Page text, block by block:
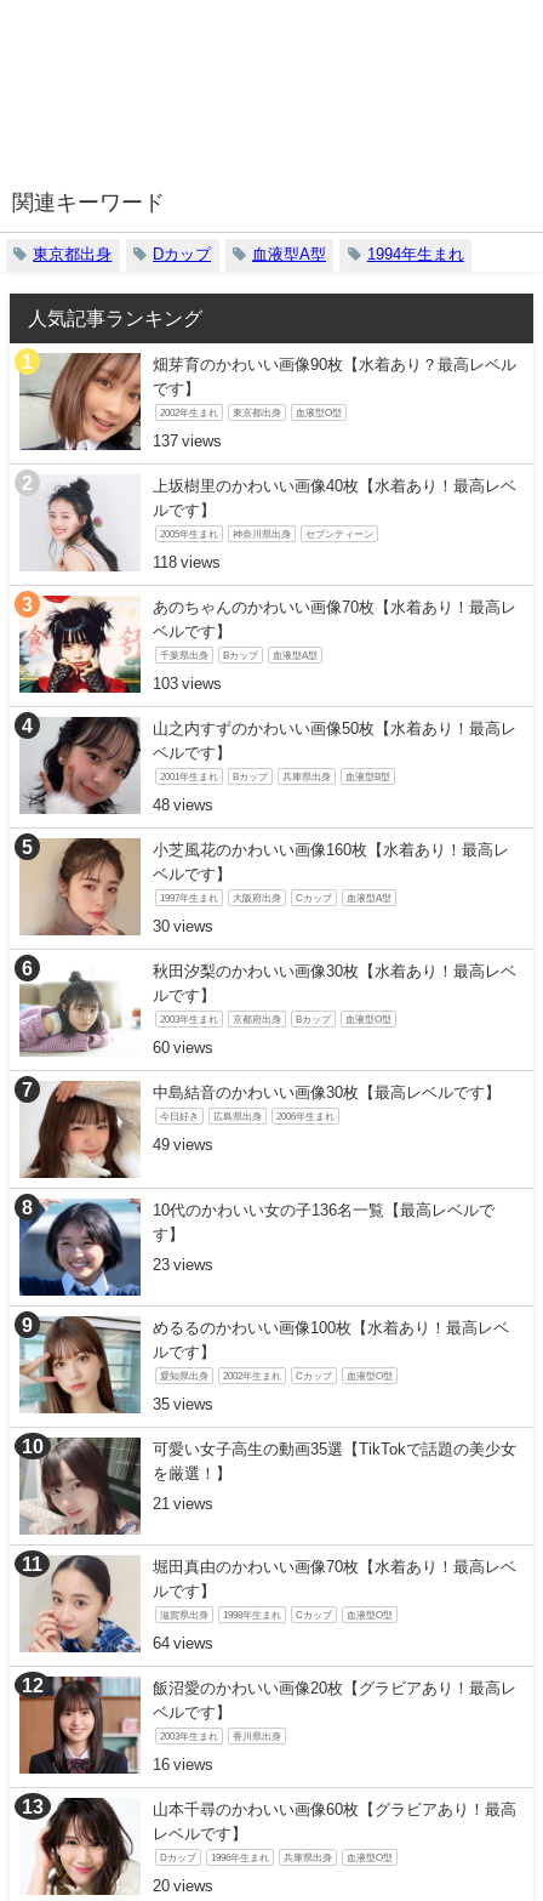
関連キーワード
東京都出身 Dカップ 血液型A型 1994年生まれ
人気記事ランキング
畑芽育のかわいい画像90枚【水着あり？最高レベル
です】
2002年生まれ 東京都出身 血液型O型
137
上坂樹里のかわいい画像40枚【水着あり！最高レベ
ルです】
2005年生まれ 神奈川県出身 セブンティーン
118
あのちゃんのかわいい画像70枚【水着あり！最高レ
ベルです】
千葉県出身 Bカップ 血液型A型
103
山之内すずのかわいい画像50枚【水着あり！最高レ
ベルです】
2001年生まれ Bカップ 兵庫県出身 血液型B型
48
小芝風花のかわいい画像160枚【水着あり！最高レ
ベルです】
1997年生まれ 大阪府出身 Cカップ 血液型A型
30
秋田汐梨のかわいい画像30枚【水着あり！最高レベ
ルです】
2003年生まれ 京都府出身 Bカップ 血液型O型
60
中島結音のかわいい画像30枚【最高レベルです】
今日好き 広島県出身 2006年生まれ
49
10代のかわいい女の子136名一覧【最高レベルで
す】
23
めるるのかわいい画像100枚【水着あり！最高レベ
ルです】
愛知県出身 2002年生まれ Cカップ 血液型O型
35
可愛い女子高生の動画35選【TikTokで話題の美少女
を厳選！】
21
堀田真由のかわいい画像70枚【水着あり！最高レベ
ルです】
滋賀県出身 1998年生まれ Cカップ 血液型O型
64
飯沼愛のかわいい画像20枚【グラビアあり！最高レ
ベルです】
2003年生まれ 香川県出身
16
山本千尋のかわいい画像60枚【グラビアあり！最高
レベルです】
Dカップ 1996年生まれ 兵庫県出身 血液型O型
20